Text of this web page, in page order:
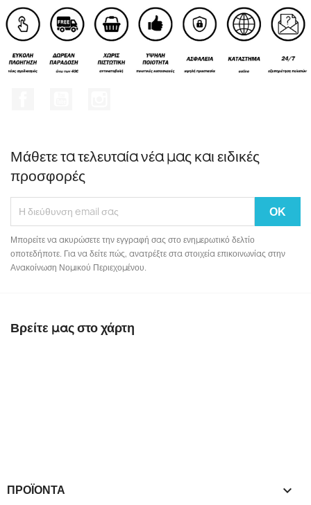
Μάθετε τα τελευταία νέα μας και ειδικές
προσφορές
Μπορείτε να ακυρώσετε την εγγραφή σας στο ενημερωτικό δελτίο
οποτεδήποτε. Για να δείτε πώς, ανατρέξτε στα στοιχεία επικοινωνίας στην
Ανακοίνωση Νομικού Περιεχομένου.
Βρείτε μας στο χάρτη
ΠΡΟΪΌΝΤΑ 